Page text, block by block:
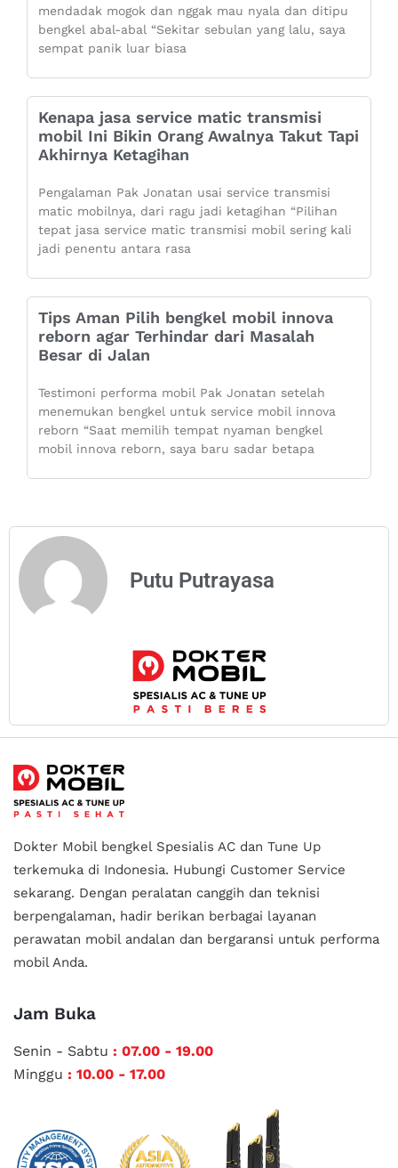
mendadak mogok dan nggak mau nyala dan ditipu
bengkel abal-abal “Sekitar sebulan yang lalu, saya
sempat panik luar biasa
Kenapa jasa service matic transmisi
mobil Ini Bikin Orang Awalnya Takut Tapi
Akhirnya Ketagihan
Pengalaman Pak Jonatan usai service transmisi
matic mobilnya, dari ragu jadi ketagihan “Pilihan
tepat jasa service matic transmisi mobil sering kali
jadi penentu antara rasa
Tips Aman Pilih bengkel mobil innova
reborn agar Terhindar dari Masalah
Besar di Jalan
Testimoni performa mobil Pak Jonatan setelah
menemukan bengkel untuk service mobil innova
reborn “Saat memilih tempat nyaman bengkel
mobil innova reborn, saya baru sadar betapa
Putu Putrayasa
Dokter Mobil bengkel Spesialis AC dan Tune Up
terkemuka di Indonesia. Hubungi Customer Service
sekarang. Dengan peralatan canggih dan teknisi
berpengalaman, hadir berikan berbagai layanan
perawatan mobil andalan dan bergaransi untuk performa
mobil Anda.
Jam Buka
Senin - Sabtu : 07.00 - 19.00
Minggu : 10.00 - 17.00